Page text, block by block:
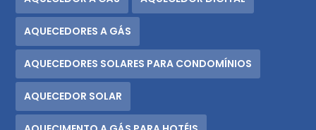
AQUECEDORES A GÁS
AQUECEDORES SOLARES PARA CONDOMÍNIOS
AQUECEDOR SOLAR